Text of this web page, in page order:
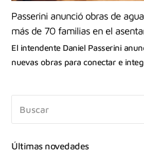
Passerini anunció obras de
más de 70 familias en el
El intendente Daniel Passerini
nuevas obras para conectar e
Últimas novedades